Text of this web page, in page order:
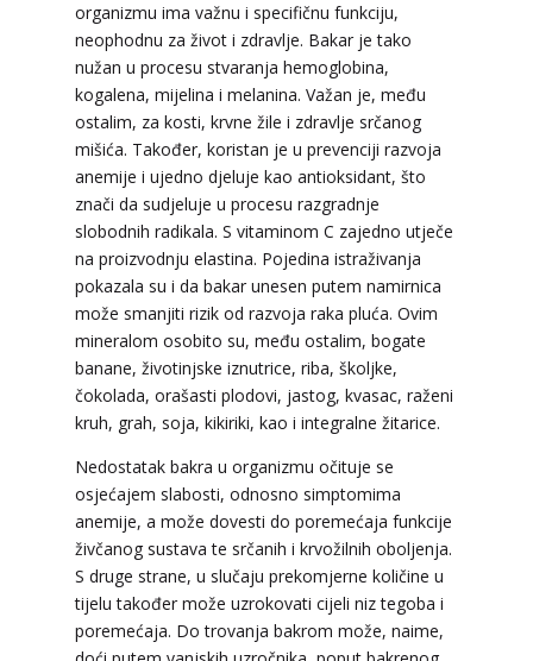
organizmu ima važnu i specifičnu funkciju,
neophodnu za život i zdravlje. Bakar je tako
nužan u procesu stvaranja hemoglobina,
kogalena, mijelina i melanina. Važan je, među
ostalim, za kosti, krvne žile i zdravlje srčanog
mišića. Također, koristan je u prevenciji razvoja
anemije i ujedno djeluje kao antioksidant, što
znači da sudjeluje u procesu razgradnje
slobodnih radikala. S vitaminom C zajedno utječe
na proizvodnju elastina. Pojedina istraživanja
pokazala su i da bakar unesen putem namirnica
može smanjiti rizik od razvoja raka pluća. Ovim
mineralom osobito su, među ostalim, bogate
banane, životinjske iznutrice, riba, školjke,
čokolada, orašasti plodovi, jastog, kvasac, raženi
kruh, grah, soja, kikiriki, kao i integralne žitarice.
Nedostatak bakra u organizmu očituje se
osjećajem slabosti, odnosno simptomima
anemije, a može dovesti do poremećaja funkcije
živčanog sustava te srčanih i krvožilnih oboljenja.
S druge strane, u slučaju prekomjerne količine u
tijelu također može uzrokovati cijeli niz tegoba i
poremećaja. Do trovanja bakrom može, naime,
LUCIJA
/ Kod #136
Tarot savjetnik je zauzet
TEHNIKE:sudbinske karte, anđeoske poruke
Broj tel: 064/600-600
tel:0,93€ - mob:1,12€ min
ELA / Kod 151
Tarot savjetnik je zauzet
TEHNIKE:astrologija, tarot, numerološki tarot,
visak, feng shui numerologija, anđeoski brojevi,
tumačenje snova, rune, kristali, reiki, terapija
bojama, anđeoske karte, iscjeljivanje anđeoskim
energijama